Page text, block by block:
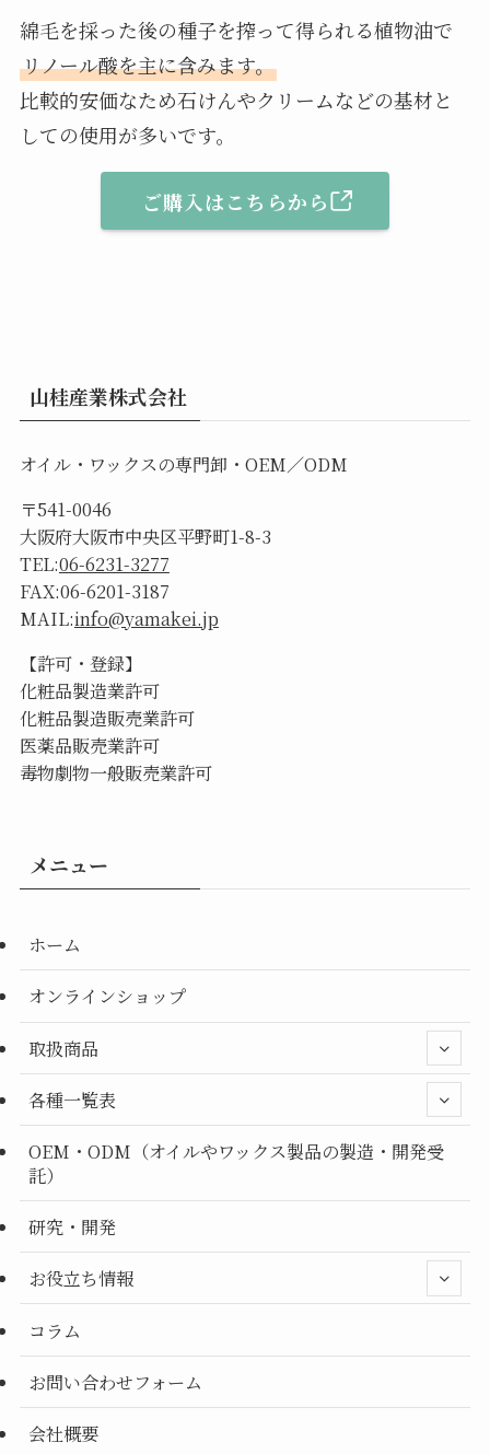
綿毛を採った後の種子を搾って得られる植物油で
リノール酸を主に含みます。
比較的安価なため石けんやクリームなどの基材と
しての使用が多いです。
ご購入はこちらから
山桂産業株式会社
オイル・ワックスの専門卸・OEM／ODM
〒541-0046
大阪府大阪市中央区平野町1-8-3
TEL:06-6231-3277
FAX:06-6201-3187
MAIL:info@yamakei.jp
【許可・登録】
化粧品製造業許可
化粧品製造販売業許可
医薬品販売業許可
毒物劇物一般販売業許可
メニュー
ホーム
オンラインショップ
取扱商品
各種一覧表
OEM・ODM（オイルやワックス製品の製造・開発受
託）
研究・開発
お役立ち情報
コラム
お問い合わせフォーム
会社概要